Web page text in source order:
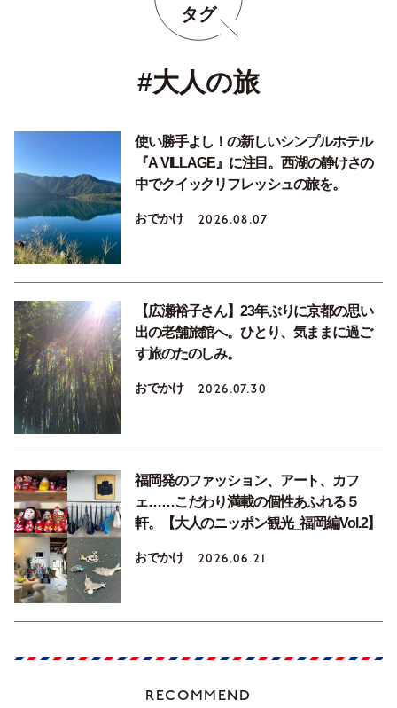
タグ
#大人の旅
使い勝手よし！の新しいシンプルホテル
『A VILLAGE』に注目。西湖の静けさの
中でクイックリフレッシュの旅を。
おでかけ 2026.08.07
【広瀬裕子さん】23年ぶりに京都の思い
出の老舗旅館へ。ひとり、気ままに過ご
す旅のたのしみ。
おでかけ 2026.07.30
福岡発のファッション、アート、カフ
ェ……こだわり満載の個性あふれる５
軒。【大人のニッポン観光_福岡編Vol.2】
おでかけ 2026.06.21
RECOMMEND